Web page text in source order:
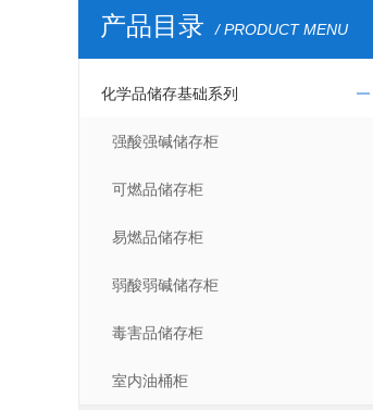
产品目录 / PRODUCT MENU
化学品储存基础系列
强酸强碱储存柜
可燃品储存柜
易燃品储存柜
弱酸弱碱储存柜
毒害品储存柜
室内油桶柜